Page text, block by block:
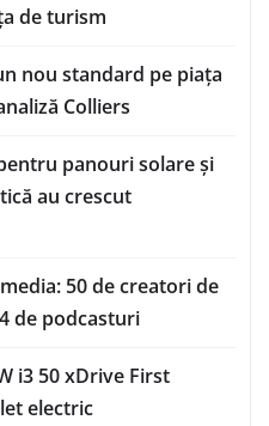
de turism
nou standard pe piața
Colliers
panouri solare și
au crescut
50 de creatori de
de podcasturi
i3 50 xDrive First
electric